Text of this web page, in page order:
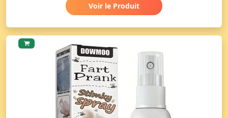
Voir le Produit